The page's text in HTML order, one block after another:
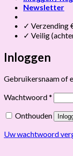
Newsletter
✓ Verzending
✓ Veilig
Inloggen
Gebruikersnaam of
Wachtwoord*
Onthouden
Uw wachtwoord